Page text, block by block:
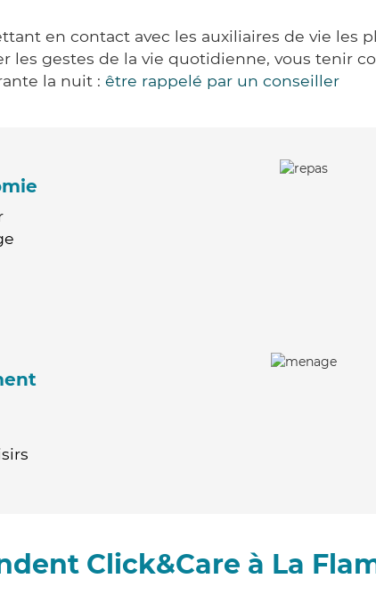
en contact avec les auxiliaires de vie les
les gestes de la vie quotidienne, vous tenir
la nuit : être rappelé par un conseiller
Click&Care à La